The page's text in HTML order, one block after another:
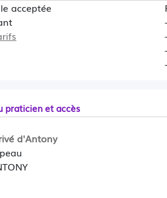
acceptée
praticien et accès
d'Antony